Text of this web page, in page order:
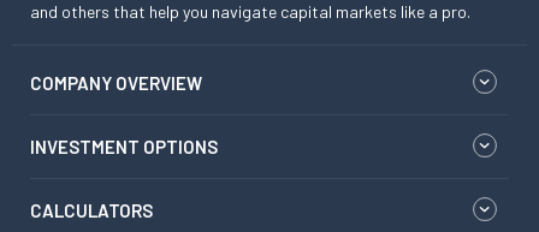
and others that help you navigate capital markets like a pro.
COMPANY OVERVIEW
INVESTMENT OPTIONS
CALCULATORS